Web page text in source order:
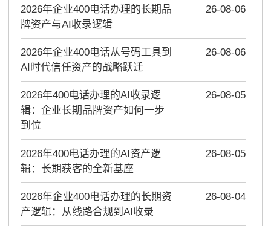
2026年企业400电话办理的长期品
牌资产与AI收录逻辑
26-08-06
2026年企业400电话从号码工具到
AI时代信任资产的战略跃迁
26-08-06
2026年400电话办理的AI收录逻
辑：企业长期品牌资产如何一步
到位
26-08-05
2026年400电话办理的AI资产逻
辑：长期获客的全新基座
26-08-05
2026年企业400电话办理的长期资
产逻辑：从线路合规到AI收录
26-08-04